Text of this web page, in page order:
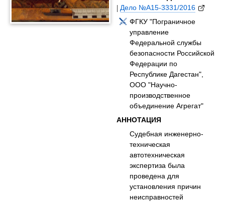
|Дело №А15-3331/2016
ФГКУ "Пограничное
управление
Федеральной службы
безопасности Российской
Федерации по
Республике Дагестан",
ООО "Научно-
производственное
объединение Агрегат"
АННОТАЦИЯ
Судебная инженерно-
техническая
автотехническая
экспертиза была
проведена для
установления причин
неисправностей